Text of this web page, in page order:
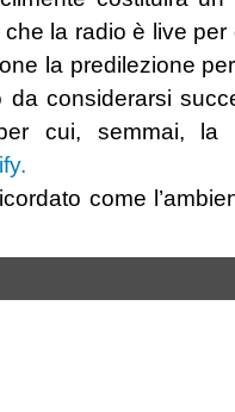
la radio è live per
la predilezione
considerarsi
cui, semmai, la
come